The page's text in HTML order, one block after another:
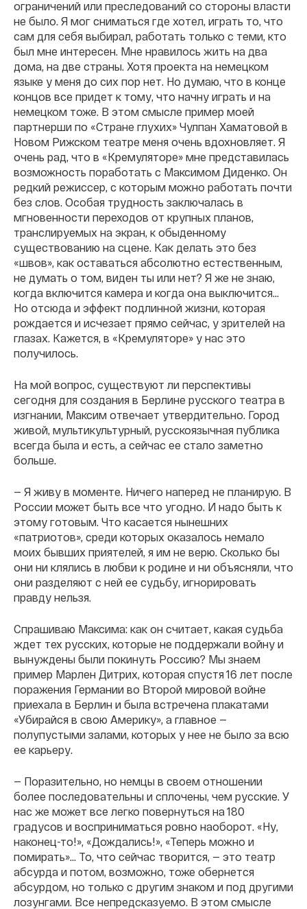
ограничений или преследований со стороны власти
не было. Я мог сниматься где хотел, играть то, что
сам для себя выбирал, работать только с теми, кто
был мне интересен. Мне нравилось жить на два
дома, на две страны. Хотя проекта на немецком
языке у меня до сих пор нет. Но думаю, что в конце
концов все придет к тому, что начну играть и на
немецком тоже. В этом смысле пример моей
партнерши по «Стране глухих» Чулпан Хаматовой в
Новом Рижском театре меня очень вдохновляет. Я
очень рад, что в «Кремуляторе» мне представилась
возможность поработать с Максимом Диденко. Он
редкий режиссер, с которым можно работать почти
без слов. Особая трудность заключалась в
мгновенности переходов от крупных планов,
транслируемых на экран, к обыденному
существованию на сцене. Как делать это без
«швов», как оставаться абсолютно естественным,
не думать о том, виден ты или нет? Я же не знаю,
когда включится камера и когда она выключится…
Но отсюда и эффект подлинной жизни, которая
рождается и исчезает прямо сейчас, у зрителей на
глазах. Кажется, в «Кремуляторе» у нас это
получилось.
На мой вопрос, существуют ли перспективы
сегодня для создания в Берлине русского театра в
изгнании, Максим отвечает утвердительно. Город
живой, мультикультурный, русскоязычная публика
всегда была и есть, а сейчас ее стало заметно
больше.
— Я живу в моменте. Ничего наперед не планирую. В
России может быть все что угодно. И надо быть к
этому готовым. Что касается нынешних
«патриотов», среди которых оказалось немало
моих бывших приятелей, я им не верю. Сколько бы
они ни клялись в любви к родине и ни объясняли, что
они разделяют с ней ее судьбу, игнорировать
правду нельзя.
Спрашиваю Максима: как он считает, какая судьба
ждет тех русских, которые не поддержали войну и
вынуждены были покинуть Россию? Мы знаем
пример Марлен Дитрих, которая спустя 16 лет после
поражения Германии во Второй мировой войне
приехала в Берлин и была встречена плакатами
«Убирайся в свою Америку», а главное —
полупустыми залами, которых у нее не было за всю
ее карьеру.
— Поразительно, но немцы в своем отношении
более последовательны и сплочены, чем русские. У
нас же может все легко повернуться на 180
градусов и восприниматься ровно наоборот. «Ну,
наконец-то!», «Дождались!», «Теперь можно и
помирать»… То, что сейчас творится, — это театр
абсурда и потом, возможно, тоже обернется
абсурдом, но только с другим знаком и под другими
лозунгами. Все непредсказуемо. В этом смысле